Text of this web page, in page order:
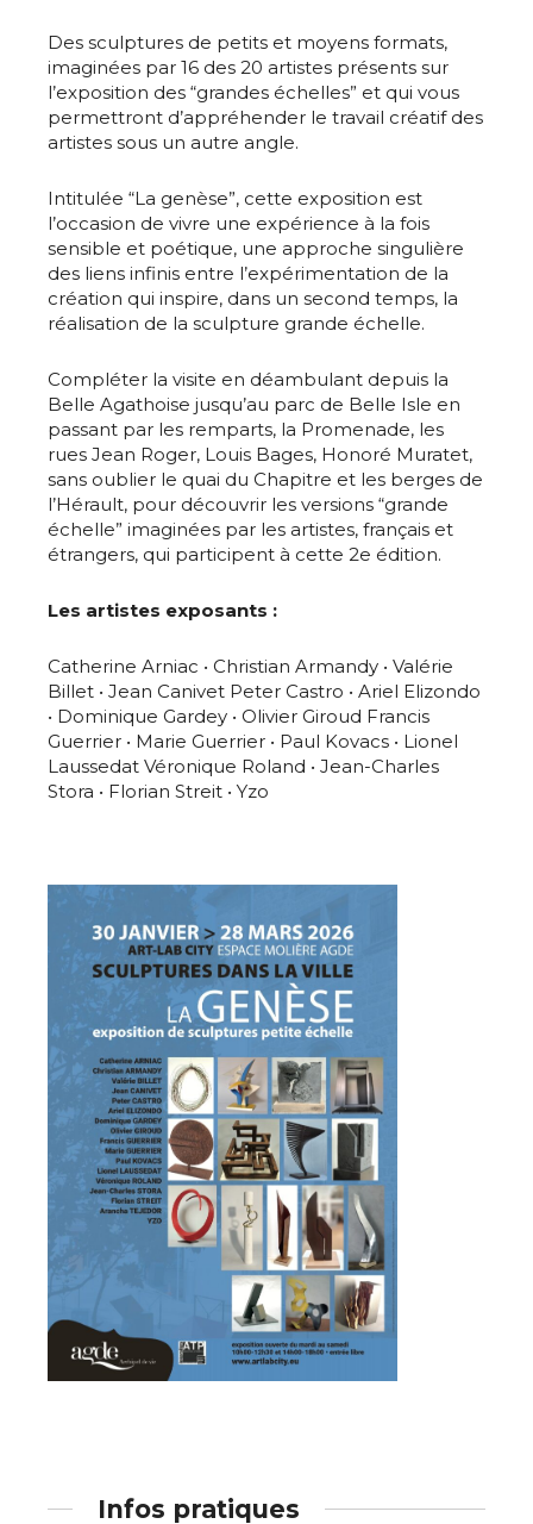
Nom
Prénom
Statut / Organisation
J'accepte les termes et conditions
* Champ obligatoire
Adresse email*
Nom
Prénom
Statut / Organisation
J'accepte les termes et conditions
Des sculptures de petits et moyens formats,
imaginées par 16 des 20 artistes présents sur
l’exposition des “grandes échelles” et qui vous
permettront d’appréhender le travail créatif des
artistes sous un autre angle.
Intitulée “La genèse”, cette exposition est
l’occasion de vivre une expérience à la fois
sensible et poétique, une approche singulière
des liens infinis entre l’expérimentation de la
création qui inspire, dans un second temps, la
réalisation de la sculpture grande échelle.
Compléter la visite en déambulant depuis la
Belle Agathoise jusqu’au parc de Belle Isle en
passant par les remparts, la Promenade, les
rues Jean Roger, Louis Bages, Honoré Muratet,
sans oublier le quai du Chapitre et les berges de
l’Hérault, pour découvrir les versions “grande
échelle” imaginées par les artistes, français et
étrangers, qui participent à cette 2e édition.
Les artistes exposants :
Catherine Arniac • Christian Armandy • Valérie
Billet • Jean Canivet Peter Castro • Ariel Elizondo
• Dominique Gardey • Olivier Giroud Francis
Guerrier • Marie Guerrier • Paul Kovacs • Lionel
Laussedat Véronique Roland • Jean-Charles
Stora • Florian Streit • Yzo
Infos pratiques